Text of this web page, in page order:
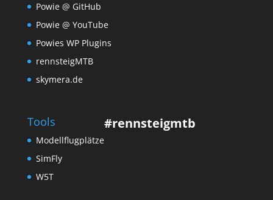
Powie @ GitHub
Powie @ YouTube
Powies WP Plugins
rennsteigMTB
skymera.de
Tools
Modellflugplätze
SimFly
W5T
#rennsteigmtb